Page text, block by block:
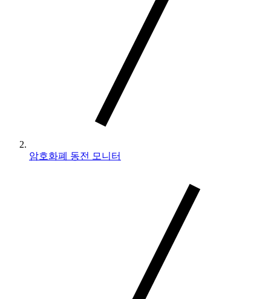
암호화폐 동전 모니터